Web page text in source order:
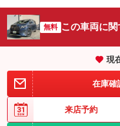
無料 この車両に
現
在庫確
来店予約